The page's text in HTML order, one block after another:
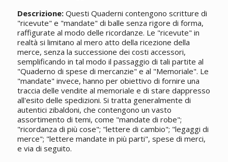
Descrizione:Questi Quaderni contengono scritture di
"ricevute" e "mandate" di balle senza rigore di forma,
raffigurate al modo delle ricordanze. Le "ricevute" in
realtà si limitano al mero atto della ricezione della
merce, senza la successione dei costi accessori,
semplificando in tal modo il passaggio di tali partite al
"Quaderno di spese di mercanzie" e al "Memoriale". Le
"mandate" invece, hanno per obiettivo di fornire una
traccia delle vendite al memoriale e di stare dappresso
all'esito delle spedizioni. Si tratta generalmente di
autentici zibaldoni, che contengono un vasto
assortimento di temi, come "mandate di robe";
"ricordanza di più cose"; "lettere di cambio"; "legaggi di
merce"; "lettere mandate in più parti", spese di merci,
e via di seguito.